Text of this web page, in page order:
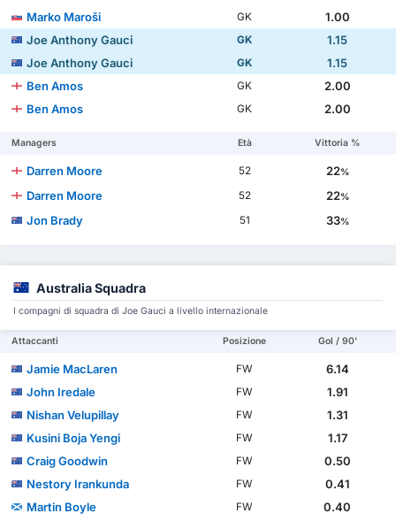
Marko Maroši
GK
1.00
Joe Anthony Gauci
GK
1.15
Joe Anthony Gauci
GK
1.15
Ben Amos
GK
2.00
Ben Amos
GK 2.00
Managers Età Vittoria %
Darren Moore 52 22%
Darren Moore 52 22%
Jon Brady 51 33%
Australia Squadra
I compagni di squadra di Joe Gauci a livello internazionale
Attaccanti Posizione Gol / 90'
Jamie MacLaren FW
6.14
John Iredale
FW
1.91
Nishan Velupillay
FW
1.31
Kusini Boja Yengi
FW
1.17
Craig Goodwin
FW
0.50
Nestory Irankunda
FW
0.41
Martin Boyle
FW
0.40